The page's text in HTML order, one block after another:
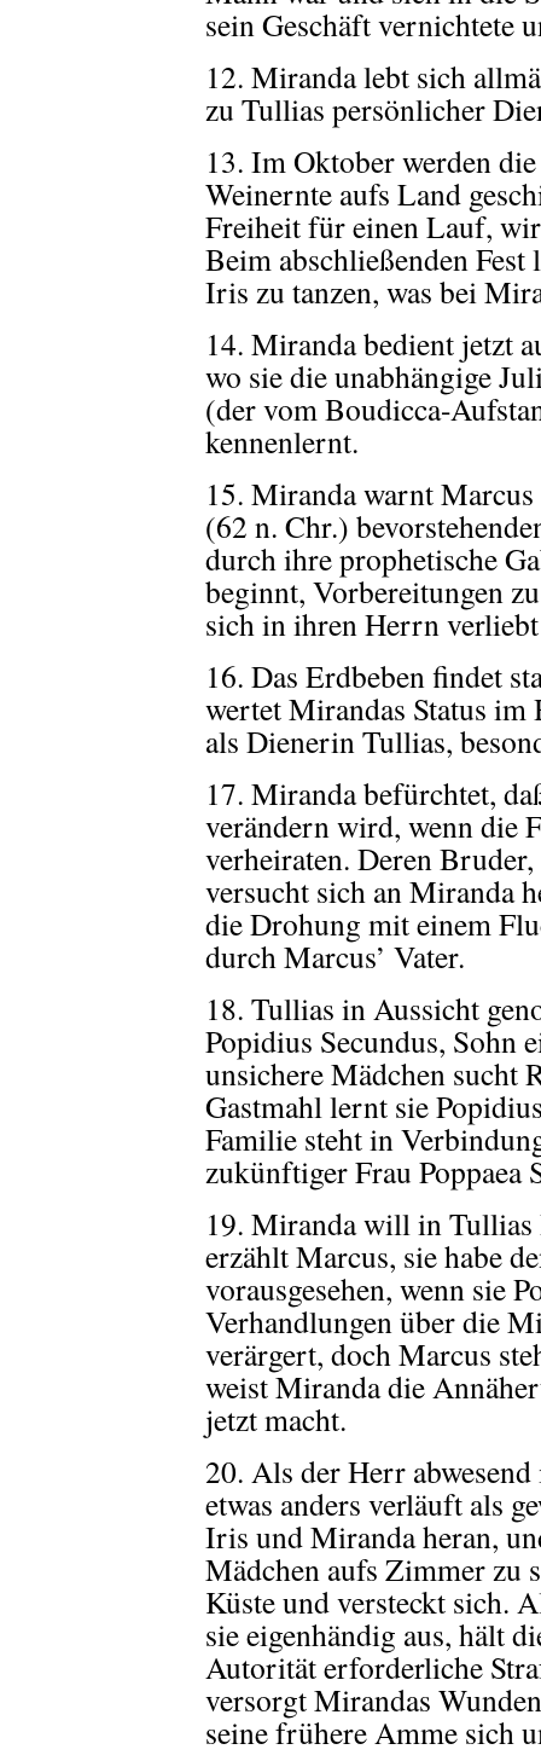
sein Geschäft vernichtete
12. Miranda lebt sich
zu Tullias persönlicher
13. Im Oktober werden
Weinernte aufs Land
Freiheit für einen Lauf,
Beim abschließenden
Iris zu tanzen, was bei
14. Miranda bedient jetzt
wo sie die unabhängige
(der vom Boudicca-
kennenlernt.
15. Miranda warnt
(62 n. Chr.)
durch ihre prophetische
beginnt, Vorbereitungen
sich in ihren Herrn
16. Das Erdbeben findet
wertet Mirandas Status im
als Dienerin Tullias,
17. Miranda befürchtet,
verändern wird, wenn die
verheiraten. Deren
versucht sich an Miranda
die Drohung mit einem
durch Marcus’ Vater.
18. Tullias in Aussicht
Popidius Secundus, Sohn
unsichere Mädchen sucht
Gastmahl lernt sie
Familie steht in
zukünftiger Frau Poppaea
19. Miranda will in Tullias
erzählt Marcus, sie habe
vorausgesehen, wenn sie
Verhandlungen über die
verärgert, doch Marcus
weist Miranda die
jetzt macht.
20. Als der Herr
etwas anders verläuft als
Iris und Miranda heran,
Mädchen aufs Zimmer zu
Küste und versteckt sich.
sie eigenhändig aus, hält
Autorität erforderliche
versorgt Mirandas
seine frühere Amme sich